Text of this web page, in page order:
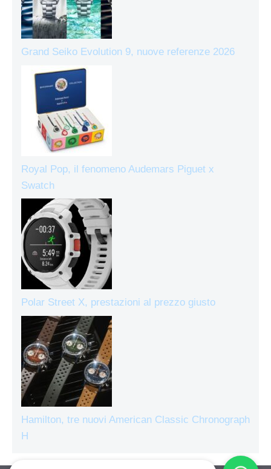
Grand Seiko Evolution 9, nuove referenze 2026
Royal Pop, il fenomeno Audemars Piguet x
Swatch
Polar Street X, prestazioni al prezzo giusto
Hamilton, tre nuovi American Classic Chronograph
H